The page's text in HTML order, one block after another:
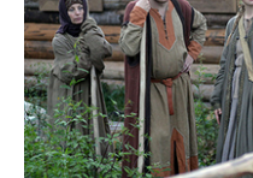
Культура
Ценности
Из жизни